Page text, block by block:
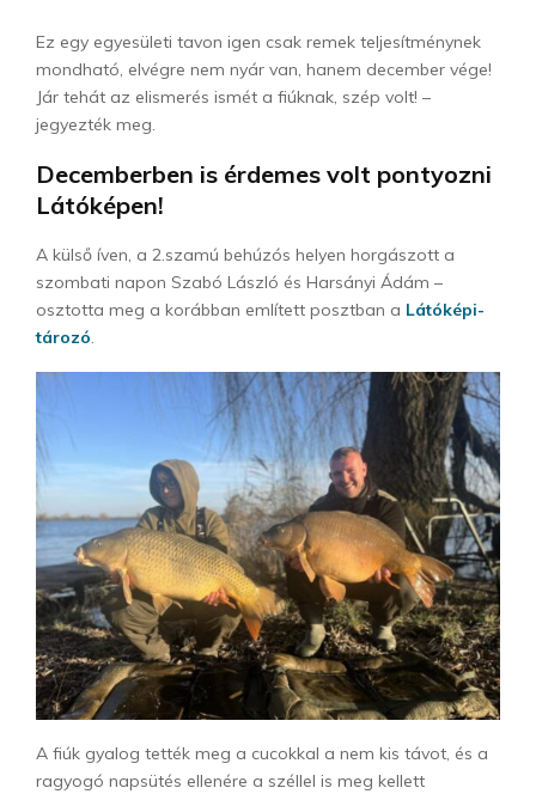
Ez egy egyesületi tavon igen csak remek teljesítménynek
mondható, elvégre nem nyár van, hanem december vége!
Jár tehát az elismerés ismét a fiúknak, szép volt! –
jegyezték meg.
Decemberben is érdemes volt pontyozni
Látóképen!
A külső íven, a 2.szamú behúzós helyen horgászott a
szombati napon Szabó László és Harsányi Ádám –
osztotta meg a korábban említett posztban a Látóképi-
tározó.
A fiúk gyalog tették meg a cucokkal a nem kis távot, és a
ragyogó napsütés ellenére a széllel is meg kellett